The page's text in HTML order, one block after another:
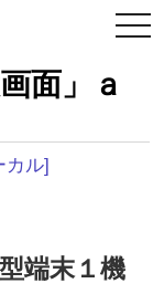
面」ａ
カル]
端末１機